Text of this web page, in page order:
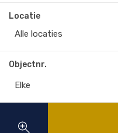
Locatie
Alle locaties
Objectnr.